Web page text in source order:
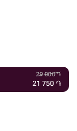
29 000֏
21 750 ֏